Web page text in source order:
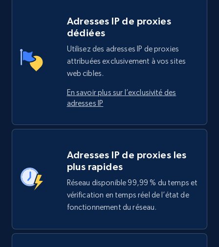
Adresses IP de proxies
dédiées
Utilisez des adresses IP de proxies
attribuées exclusivement à vos sites
web cibles.
En savoir plus sur l’exclusivité des
adresses IP
Adresses IP de proxies les
plus rapides
Réseau disponible 99,99 % du temps et
vérification en temps réel de l’état de
fonctionnement du réseau.